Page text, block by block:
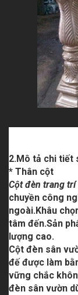
2.Mô tả chi tiết
* Thân cột
Cột đèn trang trí
chuyền công
ngoài.Khâu
tâm đến.Sản
lượng cao.
Cột đèn sân
đế được làm
vững chắc
đèn sân vườn